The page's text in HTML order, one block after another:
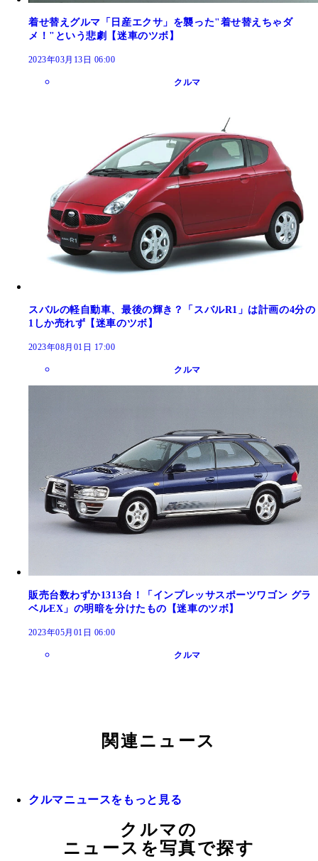
着せ替えグルマ「日産エクサ」を襲った"着せ替えちゃダ
メ！"という悲劇【迷車のツボ】
2023年03月13日 06:00
クルマ
スバルの軽自動車、最後の輝き？「スバルR1」は計画の4分の
1しか売れず【迷車のツボ】
2023年08月01日 17:00
クルマ
販売台数わずか1313台！「インプレッサスポーツワゴン グラ
ベルEX」の明暗を分けたもの【迷車のツボ】
2023年05月01日 06:00
クルマ
関連ニュース
クルマニュースをもっと見る
クルマの
ニュースを写真で探す